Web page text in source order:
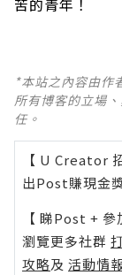
苦的青年！
*本站之內容由作
所有博客的立場
任。
【 U Creator
出Post賺現金
【 睇Post + 參
瀏覽更多社群
攻略及 活動情